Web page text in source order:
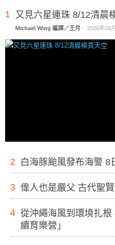
1 又見六星連珠 8/12清晨
Michael Wing 編譯／王月 - 2026年08
2 白海豚颱風發布海警 8
3 偉人也是嚴父 古代聖
4 從沖繩海風到環境扎
續育樂營」